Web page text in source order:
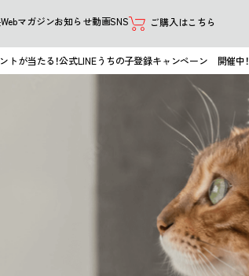
Webマガジンお知らせ動画SNS ご購入はこちら
トが当たる！公式LINEうちの子登録キャンペーン 開催中！